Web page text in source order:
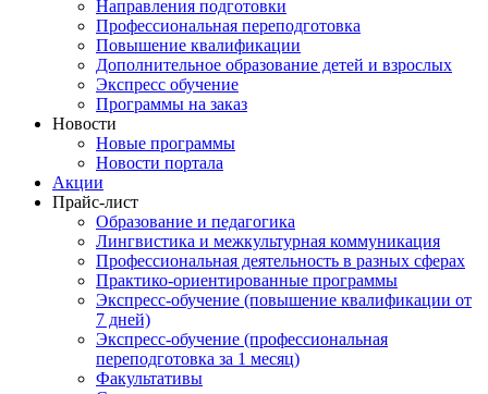
Направления подготовки
Профессиональная переподготовка
Повышение квалификации
Дополнительное образование детей и взрослых
Экспресс обучение
Программы на заказ
Новости
Новые программы
Новости портала
Акции
Прайс-лист
Образование и педагогика
Лингвистика и межкультурная коммуникация
Профессиональная деятельность в разных сферах
Практико-ориентированные программы
Экспресс-обучение (повышение квалификации от
7 дней)
Экспресс-обучение (профессиональная
переподготовка за 1 месяц)
Факультативы